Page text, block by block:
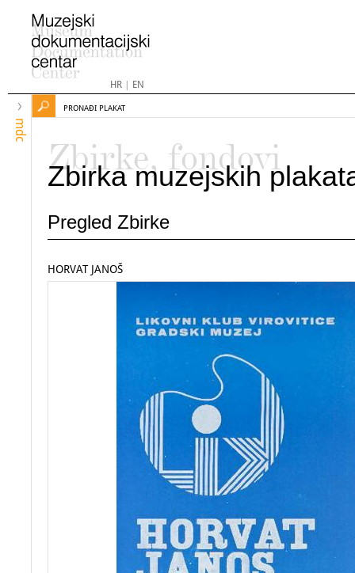
HR| EN
mdc
PRONAĐI PLAKAT
Zbirke, fondovi
Zbirka muzejskih
Pregled Zbirke
HORVAT JANOŠ